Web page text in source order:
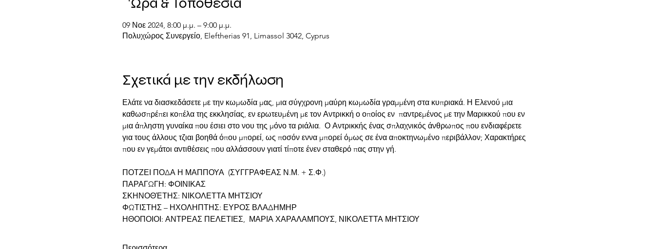
09 Νοε 2024, 8:00 μ.μ. – 9:00 μ.μ.
Πολυχώρος Συνεργείο, Eleftherias 91, Limassol 3042, Cyprus
Σχετικά με την εκδήλωση
Ελάτε να διασκεδάσετε με την κωμωδία μας, μια σύγχρονη μαύρη κωμωδία γραμμένη στα κυπριακά. Η Ελενού μια
καθωσπρέπει κοπέλα της εκκλησίας, εν ερωτευμένη με τον Αντρικκή ο οποίος εν  παντρεμένος με την Μαρικκού που εν
μια άπληστη γυναίκα που έσιει στο νου της μόνο τα ριάλια.  Ο Αντρικκής ένας σπλαχνικός άνθρωπος που ενδιαφέρετε
για τους άλλους τζιαι βοηθά όπου μπορεί, ως ποσόν εννα μπορεί όμως σε ένα αποκτηνωμένο περιβάλλον; Χαρακτήρες
που εν γεμάτοι αντιθέσεις που αλλάσσουν γιατί τίποτε ένεν σταθερό πας στην γή.
ΠΟΤΖΕΙ ΠΟΔΑ Η ΜΑΠΠΟΥΑ  (ΣΥΓΓΡΑΦΕΑΣ Ν.Μ. + Σ.Φ.)
ΠΑΡΑΓΩΓΗ: ΦΟΙΝΙΚΑΣ
ΣΚΗΝΟΘΈΤΗΣ: ΝΙΚΟΛΕΤΤΑ ΜΗΤΣΙΟΥ
ΦΩΤΙΣΤΗΣ – ΗΧΟΛΗΠΤΗΣ: ΕΥΡΟΣ ΒΛΑΔΗΜΗΡ
ΗΘΟΠΟΙΟΙ: ΑΝΤΡΕΑΣ ΠΕΛΕΤΙΕΣ,  ΜΑΡΙΑ ΧΑΡΑΛΑΜΠΟΥΣ, ΝΙΚΟΛΕΤΤΑ ΜΗΤΣΙΟΥ